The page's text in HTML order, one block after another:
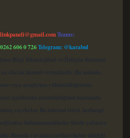
Teams:
606 0 726Telegram: @karabul